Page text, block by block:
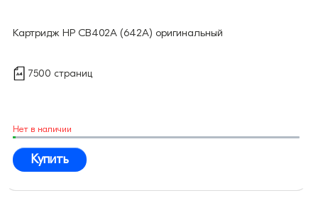
Картридж HP CB402A (642A) оригинальный
7500 страниц
Нет в наличии
Купить